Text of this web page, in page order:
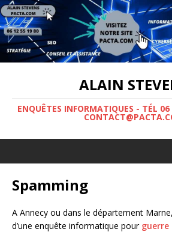
ALAIN
ENQUÊTES INFORMATIQUES - TÉL
Spamming
A Annecy ou dans le département
d’une enquête informatique pour guerre